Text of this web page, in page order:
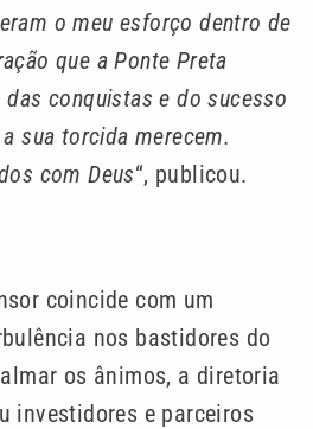
o meu esforço dentro de
que a Ponte Preta
conquistas e do sucesso
sua torcida merecem.
com Deus“, publicou.
coincide com um
nos bastidores do
os ânimos, a diretoria
investidores e parceiros